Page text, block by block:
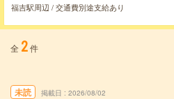
福吉駅周辺 / 交通費別途支給あり
全 2件
未読 掲載日 2026/08/02